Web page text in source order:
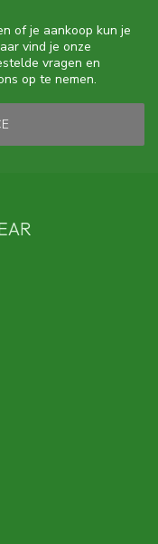
of je aankoop kun je
vind je onze
vragen en
op te nemen.